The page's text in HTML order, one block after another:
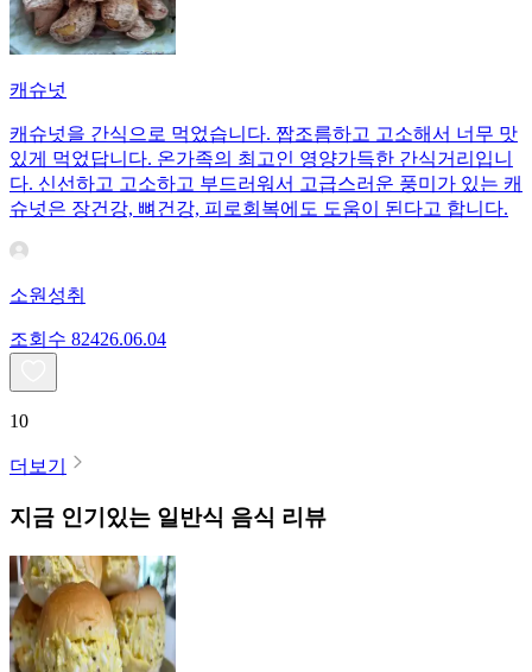
캐슈넛
캐슈넛을 간식으로 먹었습니다. 짭조름하고 고소해서 너무 맛
있게 먹었답니다. 온가족의 최고인 영양가득한 간식거리입니
다. 신선하고 고소하고 부드러워서 고급스러운 풍미가 있는 캐
슈넛은 장건강, 뼈건강, 피로회복에도 도움이 된다고 합니다.
소원성취
조회수 82426.06.04
10
더보기
지금 인기있는 일반식 음식 리뷰